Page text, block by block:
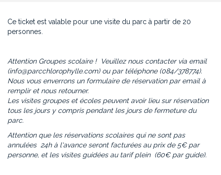
Ce ticket est valable pour une visite du parc à partir de 20
personnes.
Attention Groupes scolaire ! Veuillez nous contacter via email
(info@parcchlorophylle.com) ou par téléphone (084/378774).
Nous vous enverrons un formulaire de réservation par email à
remplir et nous retourner.
Les visites groupes et écoles peuvent avoir lieu sur réservation
tous les jours y compris pendant les jours de fermeture du
parc.
Attention que les réservations scolaires qui ne sont pas
annulées 24h à l'avance seront facturées au prix de 5€ par
personne, et les visites guidées au tarif plein (60€ par guide).